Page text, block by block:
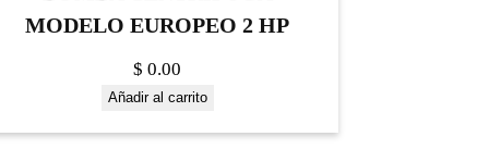
MODELO EUROPEO 2 HP
$ 0.00
Añadir al carrito